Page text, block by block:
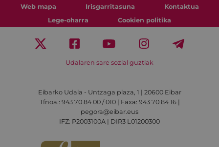
Web mapa Irisgarritasuna
Kontaktua
Lege-oharra
Cookien politika
Udalaren sare sozial guztiak
Eibarko Udala - Untzaga plaza, 1 | 20600 Eibar
Tfnoa.: 943 70 84 00 / 010 | Faxa: 943 70 84 16 |
pegora@eibar.eus
IFZ: P2003100A | DIR3 L01200300